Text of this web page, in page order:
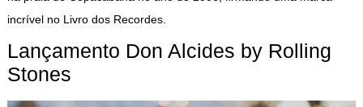
incrível no Livro dos Recordes.
Lançamento Don Alcides by Rolling
Stones